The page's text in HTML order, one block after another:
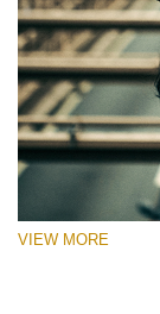
VIEW MORE